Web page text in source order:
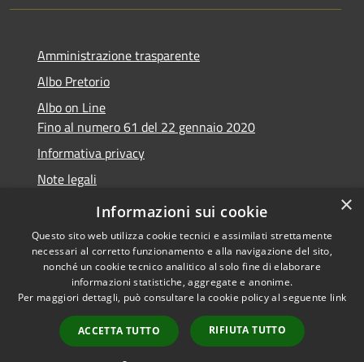
Amministrazione trasparente
Albo Pretorio
Albo on Line
Fino al numero 61 del 22 gennaio 2020
Informativa privacy
Note legali
Dichiarazione di accessibilità
Accessibilità
Copyright © 2026 • Comune di
Marsciano • Powered by
Municipium•
Accesso
redazione
×
Informazioni sui cookie
Questo sito web utilizza cookie tecnici e assimilati strettamente
necessari al corretto funzionamento e alla navigazione del sito,
nonché un cookie tecnico analitico al solo fine di elaborare
informazioni statistiche, aggregate e anonime.
Per maggiori dettagli, può consultare la cookie policy al seguente link
ACCETTA TUTTO RIFIUTA TUTTO